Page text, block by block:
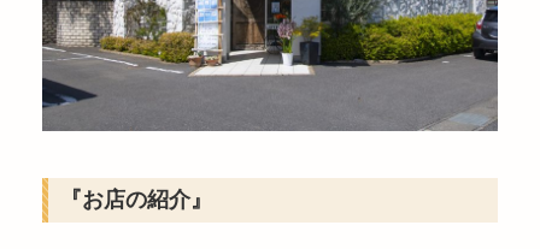
『お店の紹介』